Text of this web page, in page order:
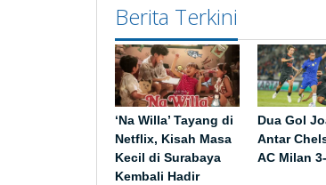
Berita Terkini
‘Na Willa’ Tayang di
Netflix, Kisah Masa
Kecil di Surabaya
Kembali Hadir
Dua Gol
Antar
AC Milan